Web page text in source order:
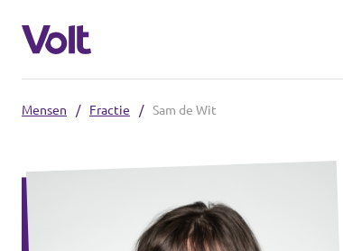
Nederlands
Standpunten
Mensen / Fractie / Sam de Wit